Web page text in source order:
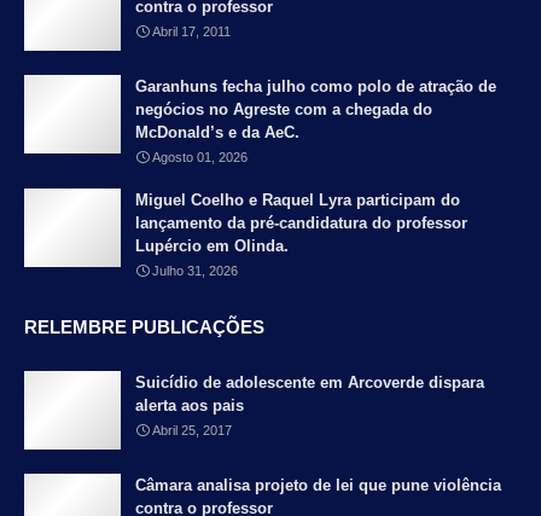
contra o professor
Abril 17, 2011
Garanhuns fecha julho como polo de atração de
negócios no Agreste com a chegada do
McDonald’s e da AeC.
Agosto 01, 2026
Miguel Coelho e Raquel Lyra participam do
lançamento da pré-candidatura do professor
Lupércio em Olinda.
Julho 31, 2026
RELEMBRE PUBLICAÇÕES
Suicídio de adolescente em Arcoverde dispara
alerta aos pais
Abril 25, 2017
Câmara analisa projeto de lei que pune violência
contra o professor